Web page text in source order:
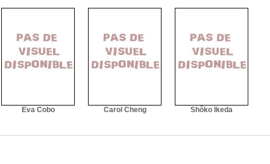
Eva Cobo Carol Cheng Shôko Ikeda